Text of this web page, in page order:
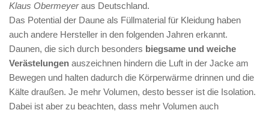
Klaus Obermeyeraus Deutschland.
Das Potential der Daune als Füllmaterial für Kleidung haben
auch andere Hersteller in den folgenden Jahren erkannt.
Daunen, die sich durch besonders biegsame und weiche
Verästelungen auszeichnen hindern die Luft in der Jacke am
Bewegen und halten dadurch die Körperwärme drinnen und die
Kälte draußen. Je mehr Volumen, desto besser ist die Isolation.
Dabei ist aber zu beachten, dass mehr Volumen auch